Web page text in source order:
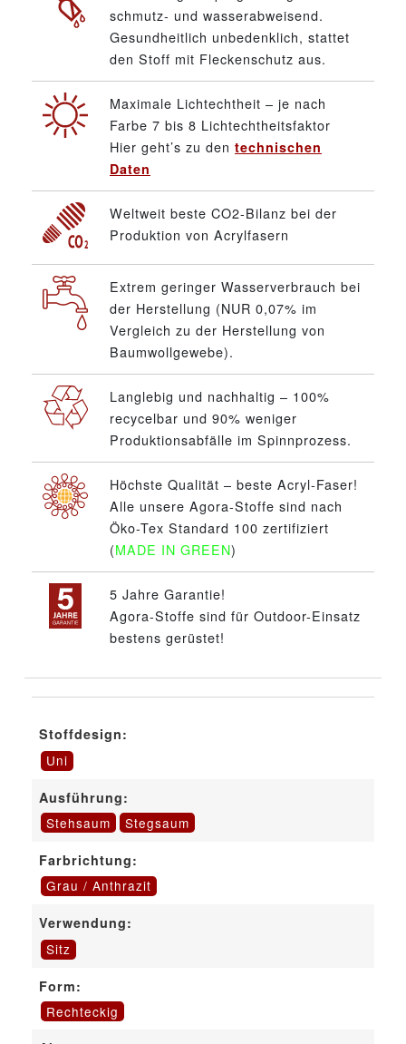
schmutz- und wasserabweisend.
Gesundheitlich unbedenklich, stattet
den Stoff mit Fleckenschutz aus.
Maximale Lichtechtheit – je nach
Farbe 7 bis 8 Lichtechtheitsfaktor
Hier geht’s zu den technischen
Daten
Weltweit beste CO2-Bilanz bei der
Produktion von Acrylfasern
Extrem geringer Wasserverbrauch bei
der Herstellung (NUR 0,07% im
Vergleich zu der Herstellung von
Baumwollgewebe).
Langlebig und nachhaltig – 100%
recycelbar und 90% weniger
Produktionsabfälle im Spinnprozess.
Höchste Qualität – beste Acryl-Faser!
Alle unsere Agora-Stoffe sind nach
Öko-Tex Standard 100 zertifiziert
(MADE IN GREEN)
5 Jahre Garantie!
Agora-Stoffe sind für Outdoor-Einsatz
bestens gerüstet!
Stoffdesign:
Uni
Ausführung:
Stehsaum
Stegsaum
Farbrichtung:
Grau / Anthrazit
Verwendung:
Sitz
Form:
Rechteckig